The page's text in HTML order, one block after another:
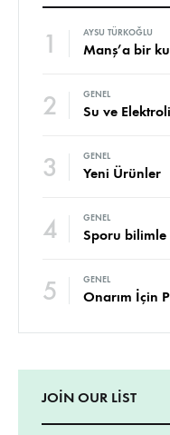
1 AYSU TÜRKOĞLU
Manş’a bir
2 GENEL
Su ve
3 GENEL
Yeni Ürünler
4 GENEL
Sporu
5 GENEL
Onarım İçin
JOIN OUR LIST